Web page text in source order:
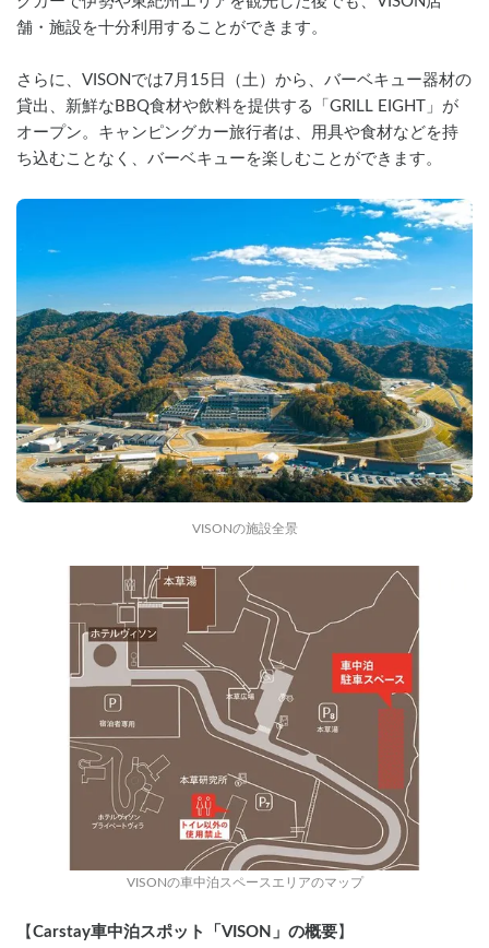
舗・施設を十分利用することができます。
さらに、VISONでは7月15日（土）から、バーベキュー器材の
貸出、新鮮なBBQ食材や飲料を提供する「GRILL EIGHT」が
オープン。キャンピングカー旅行者は、用具や食材などを持
ち込むことなく、バーベキューを楽しむことができます。
VISONの施設全景
VISONの車中泊スペースエリアのマップ
【 Carstay車中泊スポット「VISON」の概要 】